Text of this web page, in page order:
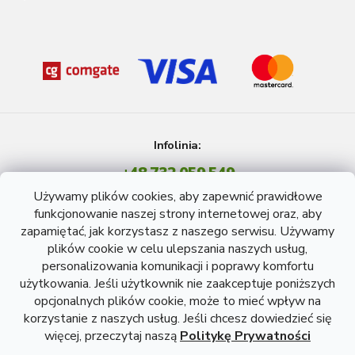
Używamy plików cookies, aby zapewnić prawidłowe
funkcjonowanie naszej strony internetowej oraz, aby
zapamiętać, jak korzystasz z naszego serwisu. Używamy
plików cookie w celu ulepszania naszych usług,
personalizowania komunikacji i poprawy komfortu
użytkowania. Jeśli użytkownik nie zaakceptuje poniższych
opcjonalnych plików cookie, może to mieć wpływ na
korzystanie z naszych usług. Jeśli chcesz dowiedzieć się
więcej, przeczytaj naszą Politykę Prywatności
Infolinia:
+48 732 059 549
Pon - Pt: 8 - 15 godź.
info@atreon.pl